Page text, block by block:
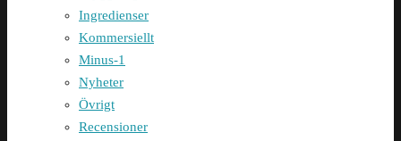
Ingredienser
Kommersiellt
Minus-1
Nyheter
Övrigt
Recensioner